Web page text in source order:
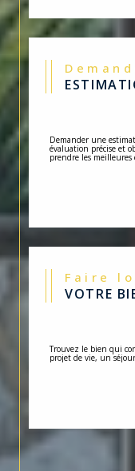
Demander une
évaluation précise et
prendre les meilleures
Faire
VOTRE
Trouvez le bien qui
projet de vie, un